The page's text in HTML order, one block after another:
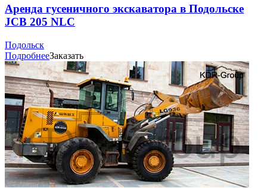
Аренда гусеничного экскаватора в Подольске
JCB 205 NLC
Подольск
ПодробнееЗаказать